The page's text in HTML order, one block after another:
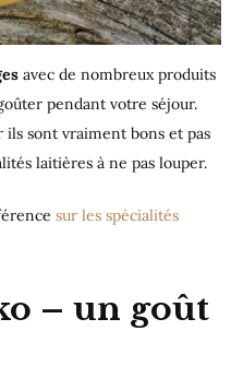
avec de nombreux produits
pendant votre séjour.
ils sont vraiment bons et pas
laitières à ne pas louper.
sur les spécialités
– un goût